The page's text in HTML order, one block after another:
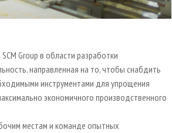
Group в области разработки
направленная на то, чтобы снабдить
инструментами для упрощения
экономичного производственного
местам и команде опытных